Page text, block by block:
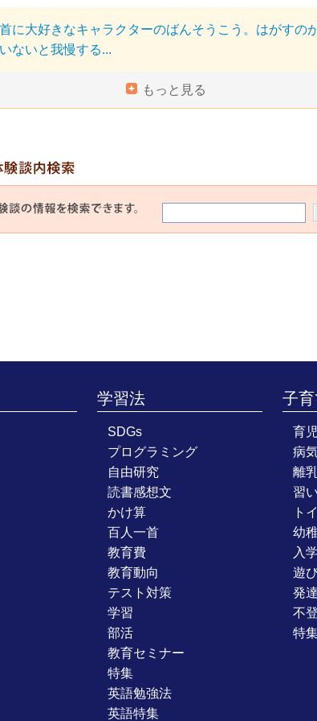
に大好きなキャラクターのばんそうこう。はがすの
ないと我慢する...
もっと見る
学習法
SDGs
プログラミング
自由研究
読書感想文
かけ算
百人一首
教育費
教育動向
テスト対策
学習
部活
教育セミナー
特集
英語勉強法
英語特集
子
育
病
離
習
ト
幼
入
遊
発達
不
特